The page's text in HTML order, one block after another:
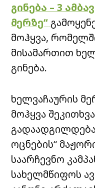
გინება – 3
მერზე“
მოჰყვა,
მისამართით
გინება.
ხელვაჩაურის
მოჰყვა
ოცნების“
საარჩევნო
სახელმწიფოს